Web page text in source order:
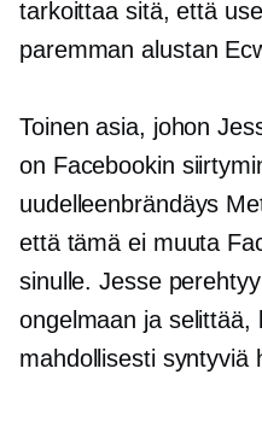
tarkoittaa sitä, että
paremman alustan
Toinen asia, johon
on Facebookin
uudelleenbrändäys
että tämä ei muuta
sinulle. Jesse
ongelmaan ja selittää,
mahdollisesti syntyviä